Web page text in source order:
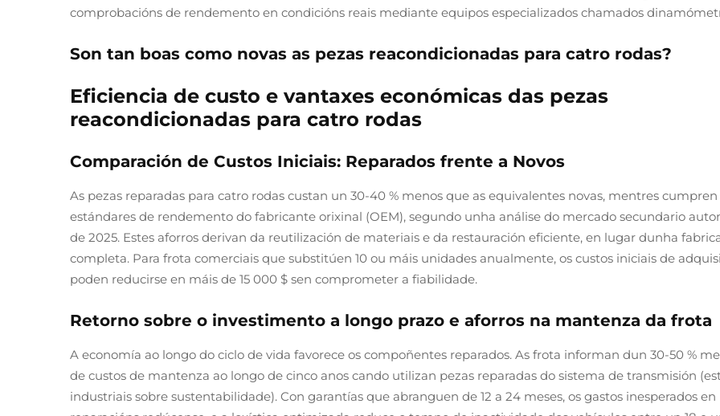
comprobacións de rendemento en condicións reais mediante equipos especializados chamados
Son tan boas como novas as pezas reacondicionadas para catro rodas?
Eficiencia de custo e vantaxes económicas das pezas
reacondicionadas para catro rodas
Comparación de Custos Iniciais: Reparados frente a Novos
As pezas reparadas para catro rodas custan un 30-40 % menos que as equivalentes novas, mentres cumpren
estándares de rendemento do fabricante orixinal (OEM), segundo unha análise do mercado secundario
de 2025. Estes aforros derivan da reutilización de materiais e da restauración eficiente, en lugar dunha
completa. Para frota comerciais que substitúen 10 ou máis unidades anualmente, os custos iniciais de
poden reducirse en máis de 15 000 $ sen comprometer a fiabilidade.
Retorno sobre o investimento a longo prazo e aforros na mantenza da frota
A economía ao longo do ciclo de vida favorece os compoñentes reparados. As frota informan dun 30-50 %
de custos de mantenza ao longo de cinco anos cando utilizan pezas reparadas do sistema de transmisión
industriais sobre sustentabilidade). Con garantías que abranguen de 12 a 24 meses, os gastos inesperados en